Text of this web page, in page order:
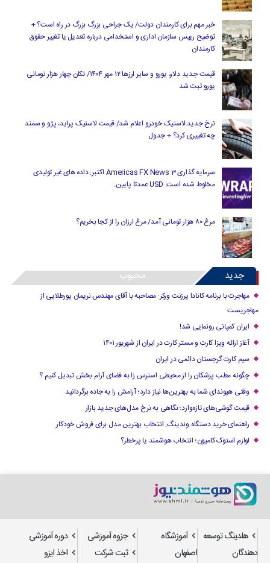
خبر مهم برای کارمندان دولت/ یک جراحی بزرگ بزرگ در راه است؟ +
توضیح رییس سازمان اداری و استخدامی درباره تعدیل یا تغییر حقوق
کارمندان
قیمت جدید دلار، یورو و سایر ارزها ۱۲ مهر ۱۴۰۴/ تکان چهار هزار تومانی
یورو ثبت شد
نرخ جدید لاستیک خودرو اعلام شد/ قیمت لاستیک پراید، پژو و سمند
چه تغییری کرد؟ + جدول
سرمایه گذاری Americas FX News 3 اکتبر: داده های غیر تولیدی
مخلوط شده است. USD عمدتا پایین.
مرغ ۸۰ هزار تومانی آمد/ مرغ ارزان را از کجا بخریم؟
جدید محبوب
مهاجرت با برنامه کانادا پرزنت ورکر: مصاحبه با آقای مهندس نریمان پورطلایی از
مهاجریست
ایران کمپانی رونمایی شد!
آغاز ارائه ویزا کارت و مستر کارت در ایران از شهریور ۱۴۰۱
سیم کارت گرجستان دائمی در ایران
چگونه مطب پزشکان را از محیطی استرس زا به فضای آرام بخش تبدیل کنیم ؟
وقتی هیوندای شما به بهترین‌ها نیاز دارد؛ آرامش را به جاده برگردانید
قیمت گوشی‌های تازه‌وارد؛ نگاهی به نرخ مدل‌های جدید بازار
راهنمای خرید دستگاه وندینگ: انتخاب بهترین مدل برای فروش خودکار
لوازم استوک کامیون؛ انتخاب هوشمند یا پرخطر؟
هلدینگ توسعه
دهندگان
آموزشگاه
اصفهان
جزوه آموزشی
دوره آموزشی
ثبت شرکت
اخذ ایزو